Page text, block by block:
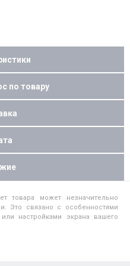
по товару
товара может незначительно
Это связано с особенностями
настройками экрана вашего